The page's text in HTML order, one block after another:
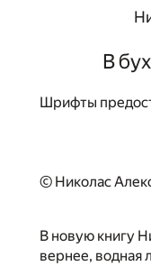
В
Шрифты
© Николас
В новую книгу
вернее, водная